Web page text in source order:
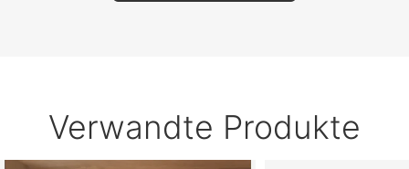
Verwandte Produkte